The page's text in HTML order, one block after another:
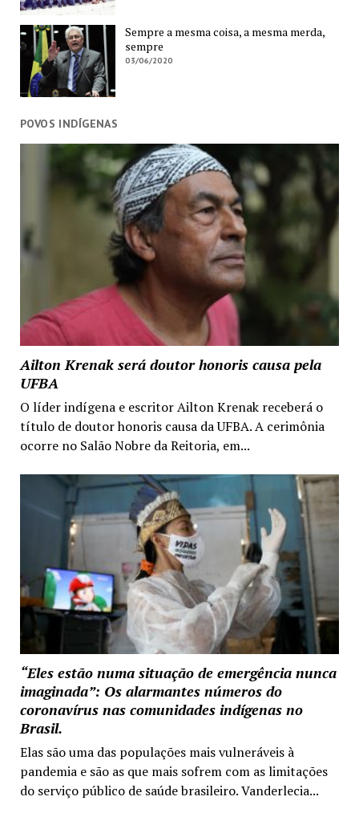
Sempre a mesma coisa, a mesma merda,
sempre
03/06/2020
POVOS INDÍGENAS
Ailton Krenak será doutor honoris causa pela
UFBA
O líder indígena e escritor Ailton Krenak receberá o
título de doutor honoris causa da UFBA. A cerimônia
ocorre no Salão Nobre da Reitoria, em...
“Eles estão numa situação de emergência nunca
imaginada”: Os alarmantes números do
coronavírus nas comunidades indígenas no
Brasil.
Elas são uma das populações mais vulneráveis à
pandemia e são as que mais sofrem com as limitações
do serviço público de saúde brasileiro. Vanderlecia...